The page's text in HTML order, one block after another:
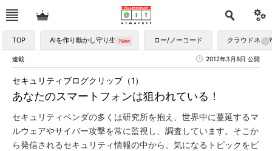
TOP AIを作り動かし守り生かす ロー/ノーコード クラウドネイ
連載 2012年3月8日 公開
あなたのスマートフォンは狙われている！
セキュリティブログクリップ（1）
セキュリティベンダの多くは研究所を抱え、世界中に蔓延するマ
ルウェアやサイバー攻撃を常に監視し、調査しています。そこか
ら発信されるセキュリティ情報の中から、気になるトピックをピ